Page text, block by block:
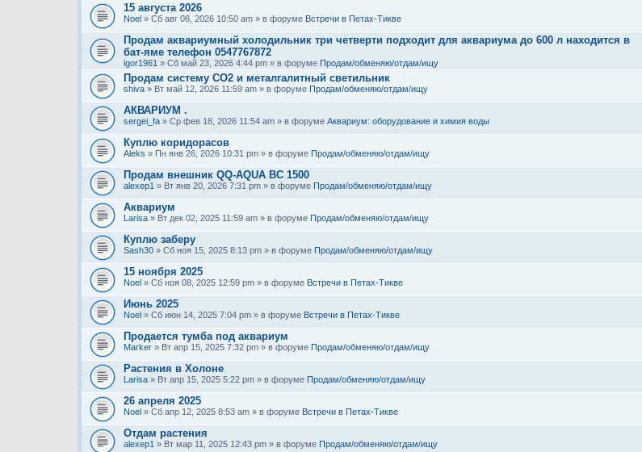
15 августа 2026
Noel » Сб авг 08, 2026 10:50 am » в форуме Встречи в Петах-Тикве
Продам аквариумный холодильник три четверти подходит для аквариума до 600 л находится в
бат-яме телефон 0547767872
igor1961 » Сб май 23, 2026 4:44 pm » в форуме Продам/обменяю/отдам/ищу
Продам систему СО2 и металгалитный светильник
shiva » Вт май 12, 2026 11:59 am » в форуме Продам/обменяю/отдам/ищу
АКВАРИУМ .
sergei_fa » Ср фев 18, 2026 11:54 am » в форуме Аквариум: оборудование и химия воды
Куплю коридорасов
Aleks » Пн янв 26, 2026 10:31 pm » в форуме Продам/обменяю/отдам/ищу
Продам внешник QQ-AQUA BC 1500
alexep1 » Вт янв 20, 2026 7:31 pm » в форуме Продам/обменяю/отдам/ищу
Аквариум
Larisa » Вт дек 02, 2025 11:59 am » в форуме Продам/обменяю/отдам/ищу
Куплю заберу
Sash30 » Сб ноя 15, 2025 8:13 pm » в форуме Продам/обменяю/отдам/ищу
15 ноября 2025
Noel » Сб ноя 08, 2025 12:59 pm » в форуме Встречи в Петах-Тикве
Июнь 2025
Noel » Сб июн 14, 2025 7:04 pm » в форуме Встречи в Петах-Тикве
Продается тумба под аквариум
Marker » Вт апр 15, 2025 7:32 pm » в форуме Продам/обменяю/отдам/ищу
Растения в Холоне
Larisa » Вт апр 15, 2025 5:22 pm » в форуме Продам/обменяю/отдам/ищу
26 апреля 2025
Noel » Сб апр 12, 2025 8:53 am » в форуме Встречи в Петах-Тикве
Отдам растения
alexep1 » Вт мар 11, 2025 12:43 pm » в форуме Продам/обменяю/отдам/ищу